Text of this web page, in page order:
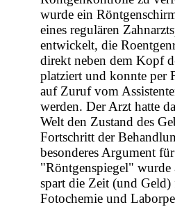
wurde ein
eines regulären
entwickelt, die
direkt neben dem Kopf
platziert und konnte per
auf Zuruf vom
werden. Der Arzt hatte
Welt den Zustand des
Fortschritt der
besonderes Argument
"Röntgenspiegel" wurde
spart die Zeit (und Geld)
Fotochemie und